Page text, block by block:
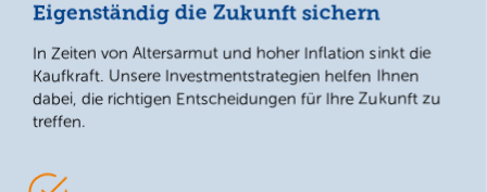
Eigenständig die Zukunft sichern
In Zeiten von Altersarmut und hoher Inflation sinkt die
Kaufkraft. Unsere Investmentstrategien helfen Ihnen
dabei, die richtigen Entscheidungen für Ihre Zukunft zu
treffen.